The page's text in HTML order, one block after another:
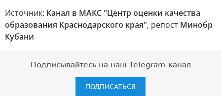
Источник: Канал в МАКС "Центр оценки качества
образования Краснодарского края", репост Минобр
Кубани
Подписывайтесь на наш Telegram-канал
ПОДПИСАТЬСЯ